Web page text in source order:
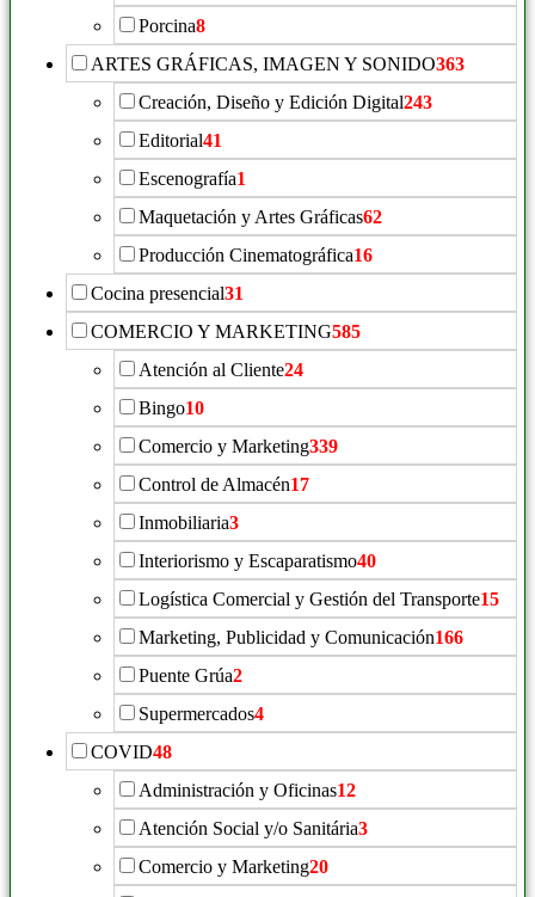
Porcina8
ARTES GRÁFICAS, IMAGEN Y SONIDO363
Creación, Diseño y Edición Digital243
Editorial41
Escenografía1
Maquetación y Artes Gráficas62
Producción Cinematográfica16
Cocina presencial31
COMERCIO Y MARKETING585
Atención al Cliente24
Bingo10
Comercio y Marketing339
Control de Almacén17
Inmobiliaria3
Interiorismo y Escaparatismo40
Logística Comercial y Gestión del Transporte15
Marketing, Publicidad y Comunicación166
Puente Grúa2
Supermercados4
COVID48
Administración y Oficinas12
Atención Social y/o Sanitária3
Comercio y Marketing20